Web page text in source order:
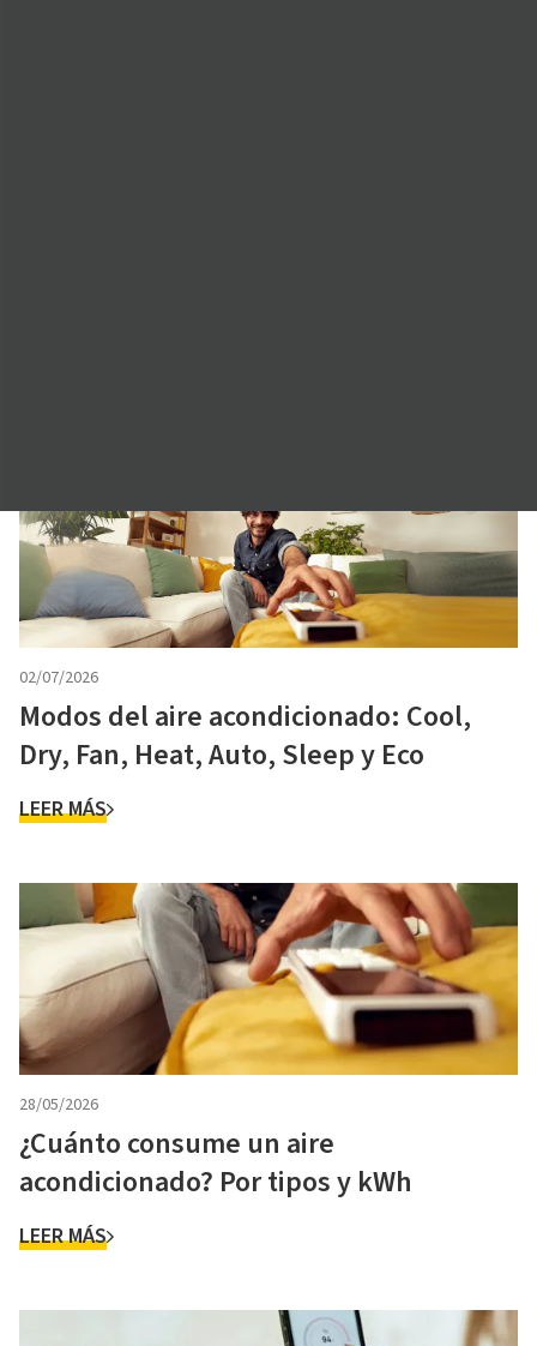
02/07/2026
Modos del aire acondicionado: Cool,
Dry, Fan, Heat, Auto, Sleep y Eco
LEER MÁS
28/05/2026
¿Cuánto consume un aire
acondicionado? Por tipos y kWh
LEER MÁS